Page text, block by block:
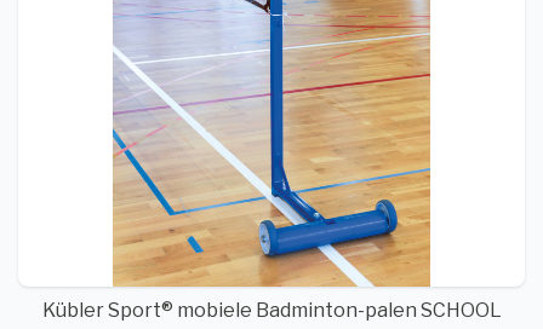
Kübler Sport® mobiele Badminton-palen SCHOOL